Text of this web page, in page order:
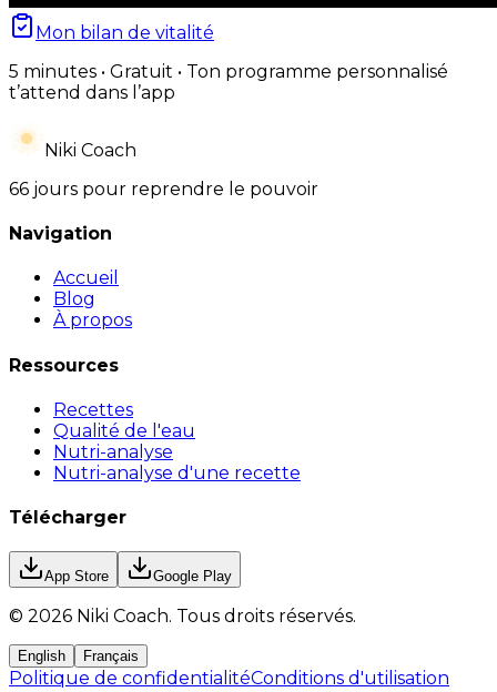
Mon bilan de vitalité
5 minutes • Gratuit • Ton programme personnalisé
t’attend dans l’app
Niki Coach
66 jours pour reprendre le pouvoir
Navigation
Accueil
Blog
À propos
Ressources
Recettes
Qualité de l'eau
Nutri-analyse
Nutri-analyse d'une recette
Télécharger
App Store Google Play
© 2026 Niki Coach. Tous droits réservés.
English Français
Politique de confidentialitéConditions d'utilisation